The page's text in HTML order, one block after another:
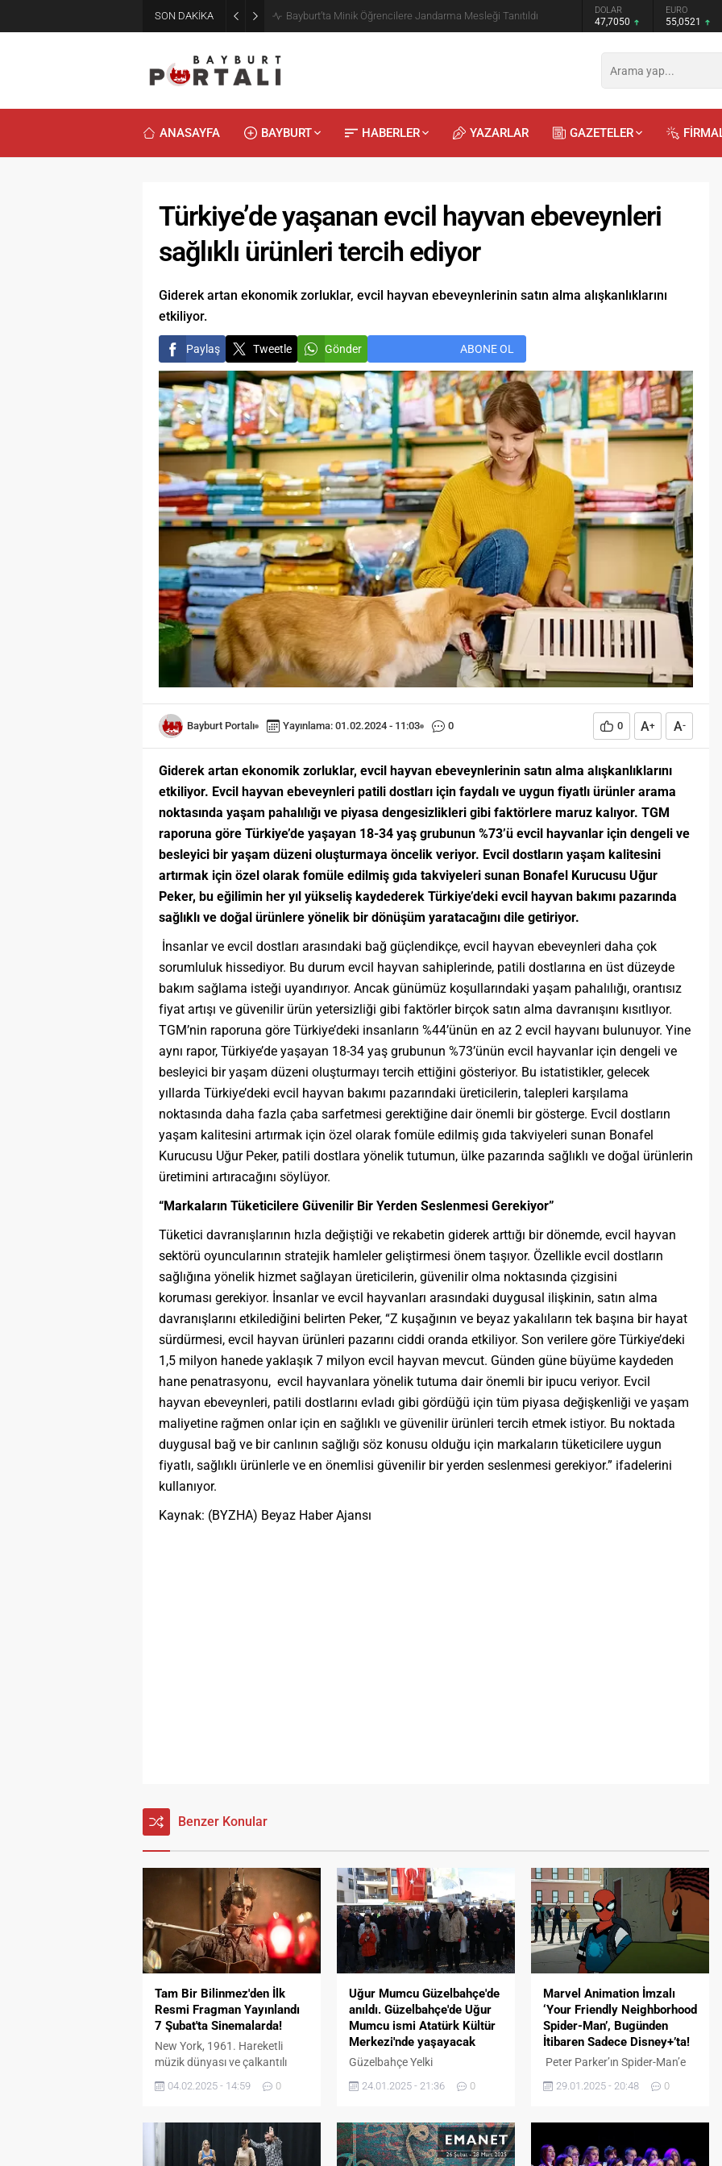
SON DAKİKA Bayburt’ta Minik Öğrencilere Jandarma Mesleği TanıtıldıGRAM ALTIN
6.614,69
DOLAR
47,7050
EURO
55,0521
ANASAYFA BAYBURT HABERLER YAZARLAR GAZETELER
Türkiye’de yaşanan evcil hayvan ebeveynleri
sağlıklı ürünleri tercih ediyor
Giderek artan ekonomik zorluklar, evcil hayvan ebeveynlerinin satın alma alışkanlıklarını
etkiliyor.
Paylaş Tweetle Gönder ABONE OL
Bayburt Portalı Yayınlama: 01.02.2024 - 11:03 0 0 A+ A-
Giderek artan ekonomik zorluklar, evcil hayvan ebeveynlerinin satın alma alışkanlıklarını
etkiliyor. Evcil hayvan ebeveynleri patili dostları için faydalı ve uygun fiyatlı ürünler arama
noktasında yaşam pahalılığı ve piyasa dengesizlikleri gibi faktörlere maruz kalıyor. TGM
raporuna göre Türkiye’de yaşayan 18-34 yaş grubunun %73’ü evcil hayvanlar için dengeli ve
besleyici bir yaşam düzeni oluşturmaya öncelik veriyor. Evcil dostların yaşam kalitesini
artırmak için özel olarak fomüle edilmiş gıda takviyeleri sunan Bonafel Kurucusu Uğur
Peker, bu eğilimin her yıl yükseliş kaydederek Türkiye’deki evcil hayvan bakımı pazarında
sağlıklı ve doğal ürünlere yönelik bir dönüşüm yaratacağını dile getiriyor.
İnsanlar ve evcil dostları arasındaki bağ güçlendikçe, evcil hayvan ebeveynleri daha çok
sorumluluk hissediyor. Bu durum evcil hayvan sahiplerinde, patili dostlarına en üst düzeyde
bakım sağlama isteği uyandırıyor. Ancak günümüz koşullarındaki yaşam pahalılığı, orantısız
fiyat artışı ve güvenilir ürün yetersizliği gibi faktörler birçok satın alma davranışını kısıtlıyor.
TGM’nin raporuna göre Türkiye’deki insanların %44’ünün en az 2 evcil hayvanı bulunuyor. Yine
aynı rapor, Türkiye’de yaşayan 18-34 yaş grubunun %73’ünün evcil hayvanlar için dengeli ve
besleyici bir yaşam düzeni oluşturmayı tercih ettiğini gösteriyor. Bu istatistikler, gelecek
yıllarda Türkiye’deki evcil hayvan bakımı pazarındaki üreticilerin, talepleri karşılama
noktasında daha fazla çaba sarfetmesi gerektiğine dair önemli bir gösterge. Evcil dostların
yaşam kalitesini artırmak için özel olarak fomüle edilmiş gıda takviyeleri sunan Bonafel
Kurucusu Uğur Peker, patili dostlara yönelik tutumun, ülke pazarında sağlıklı ve doğal ürünlerin
üretimini artıracağını söylüyor.
“Markaların Tüketicilere Güvenilir Bir Yerden Seslenmesi Gerekiyor”
Tüketici davranışlarının hızla değiştiği ve rekabetin giderek arttığı bir dönemde, evcil hayvan
sektörü oyuncularının stratejik hamleler geliştirmesi önem taşıyor. Özellikle evcil dostların
sağlığına yönelik hizmet sağlayan üreticilerin, güvenilir olma noktasında çizgisini
koruması gerekiyor. İnsanlar ve evcil hayvanları arasındaki duygusal ilişkinin, satın alma
davranışlarını etkilediğini belirten Peker, “Z kuşağının ve beyaz yakalıların tek başına bir hayat
sürdürmesi, evcil hayvan ürünleri pazarını ciddi oranda etkiliyor. Son verilere göre Türkiye’deki
1,5 milyon hanede yaklaşık 7 milyon evcil hayvan mevcut. Günden güne büyüme kaydeden
hane penatrasyonu, evcil hayvanlara yönelik tutuma dair önemli bir ipucu veriyor. Evcil
hayvan ebeveynleri, patili dostlarını evladı gibi gördüğü için tüm piyasa değişkenliği ve yaşam
maliyetine rağmen onlar için en sağlıklı ve güvenilir ürünleri tercih etmek istiyor. Bu noktada
duygusal bağ ve bir canlının sağlığı söz konusu olduğu için markaların tüketicilere uygun
fiyatlı, sağlıklı ürünlerle ve en önemlisi güvenilir bir yerden seslenmesi gerekiyor.” ifadelerini
kullanıyor.
Kaynak: (BYZHA) Beyaz Haber Ajansı
Benzer Konular
Tam Bir Bilinmez'den İlk
Resmi Fragman Yayınlandı
7 Şubat'ta Sinemalarda!
New York, 1961. Hareketli
müzik dünyası ve çalkantılı
Minnesota’dan 19 yaşındaki
niteliğindeki yeteneğiyle
Amerikan müziğinin seyrini
değiştirmek üzere şehre adım
04.02.2025 - 14:59 0
Uğur Mumcu Güzelbahçe'de
anıldı. Güzelbahçe'de Uğur
Mumcu ismi Atatürk Kültür
Merkezi'nde yaşayacak
Güzelbahçe Yelki
Mumcu büstü önünde
Güzelbahçe İlçe Başkanı
Devrim Seyrek, Güzelbahçe
Belediye Başkan Mustafa
24.01.2025 - 21:36 0
Marvel Animation İmzalı
‘Your Friendly Neighborhood
Spider-Man’, Bugünden
İtibaren Sadece Disney+’ta!
Peter Parker’ın Spider-Man’e
tepelerinden merkezine inen
bugünden itibaren Disney+’taki
yerini aldı. Peter Parker,
oldukça sıradan biri gibi
29.01.2025 - 20:48 0
29.04.2026 - 12:23
Öğrenme, istisnasız tüm
toplumların gelişiminde ve
değişiminde geniş yer etmiş
hayati öneme sahip bir olgu
olarak tarih boyunca konu olmuş
temel bir insan işlevidir.
Öğrenme eğitim bilimcilerce
kişinin çevresi ile etkileşimi
sonucunda meydana gelen kalıcı
izli bilişsel, duyuşsal ve
davranışsal...